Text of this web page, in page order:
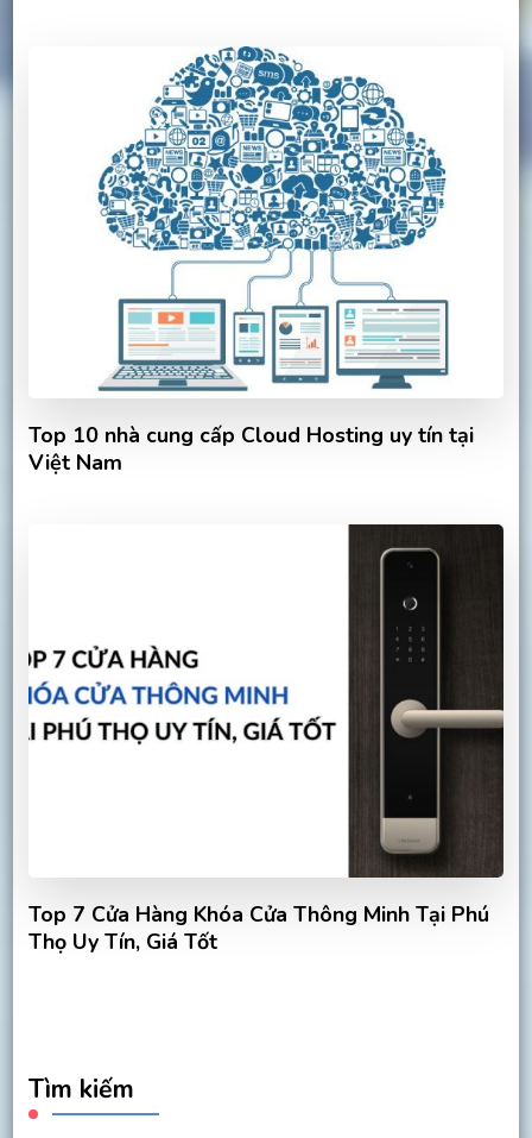
Top 10 nhà cung cấp Cloud Hosting uy tín tại
Việt Nam
Top 7 Cửa Hàng Khóa Cửa Thông Minh Tại Phú
Thọ Uy Tín, Giá Tốt
Tìm kiếm